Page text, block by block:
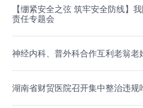
【绷紧安全之弦 筑牢安全防线】
责任专题会
神经内科、普外科合作互利老翁老
湖南省财贸医院召开集中整治违规